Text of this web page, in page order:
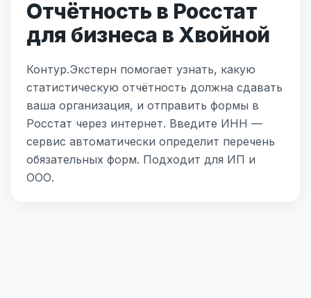
Отчётность в Росстат
для бизнеса в Хвойной
Контур.Экстерн помогает узнать, какую
статистическую отчётность должна сдавать
ваша организация, и отправить формы в
Росстат через интернет. Введите ИНН —
сервис автоматически определит перечень
обязательных форм. Подходит для ИП и
ООО.